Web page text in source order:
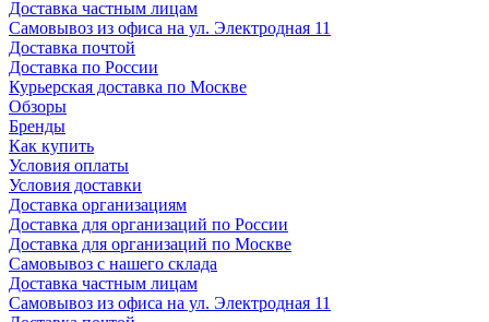
Доставка частным лицам
Самовывоз из офиса на ул. Электродная 11
Доставка почтой
Доставка по России
Курьерская доставка по Москве
Обзоры
Бренды
Как купить
Условия оплаты
Условия доставки
Доставка организациям
Доставка для организаций по России
Доставка для организаций по Москве
Самовывоз с нашего склада
Доставка частным лицам
Самовывоз из офиса на ул. Электродная 11